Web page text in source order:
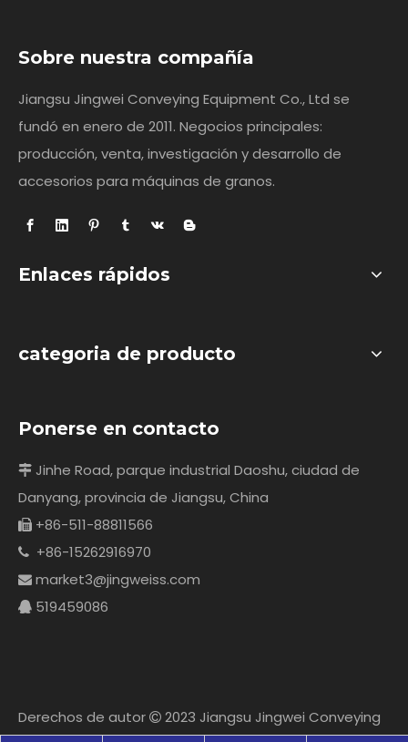
Sobre nuestra compañía
Jiangsu Jingwei Conveying Equipment Co., Ltd se
fundó en enero de 2011. Negocios principales:
producción, venta, investigación y desarrollo de
accesorios para máquinas de granos.
Enlaces rápidos
categoria de producto
Ponerse en contacto
 Jinhe Road, parque industrial Daoshu, ciudad de
Danyang, provincia de Jiangsu, China
 +86-511-88811566
 +86-15262916970
 market3@jingweiss.com
 519459086
Derechos de autor  2023 Jiangsu Jingwei Conveying